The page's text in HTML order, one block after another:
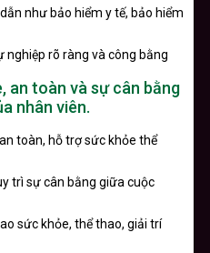
như bảo hiểm y tế, bảo hiểm
nghiệp rõ ràng và công bằng
an toàn và sự cân bằng
nhân viên.
toàn, hỗ trợ sức khỏe thể
trì sự cân bằng giữa cuộc
sức khỏe, thể thao, giải trí